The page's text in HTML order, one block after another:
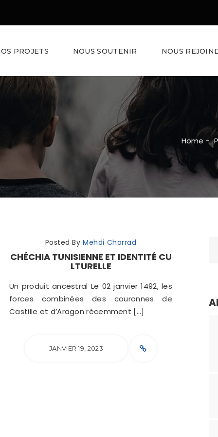
PROJETS NOUS SOUTENIR NOUS
Home -
Posted ByMehdi Charrad
CHÉCHIA TUNISIENNE ET IDENTITÉ CU
LTURELLE
Un produit ancestral Le 02 janvier 1492, les
forces combinées des couronnes de
Castille et d’Aragon récemment […]
JANVIER 19, 2023